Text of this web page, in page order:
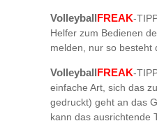
Volleyball FREAK-
Helfer zum Bedienen
melden, nur so besteht
Volleyball FREAK-
einfache Art, sich das
gedruckt) geht an das
kann das ausrichtende